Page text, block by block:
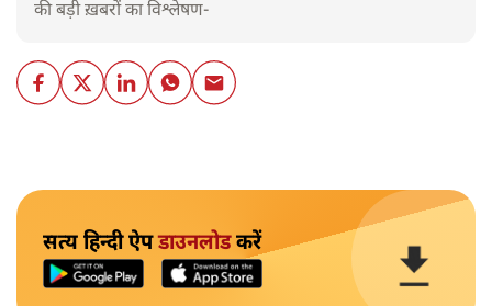
की बड़ी ख़बरों का विश्लेषण-
सत्य हिन्दी ऐपडाउनलोडकरें